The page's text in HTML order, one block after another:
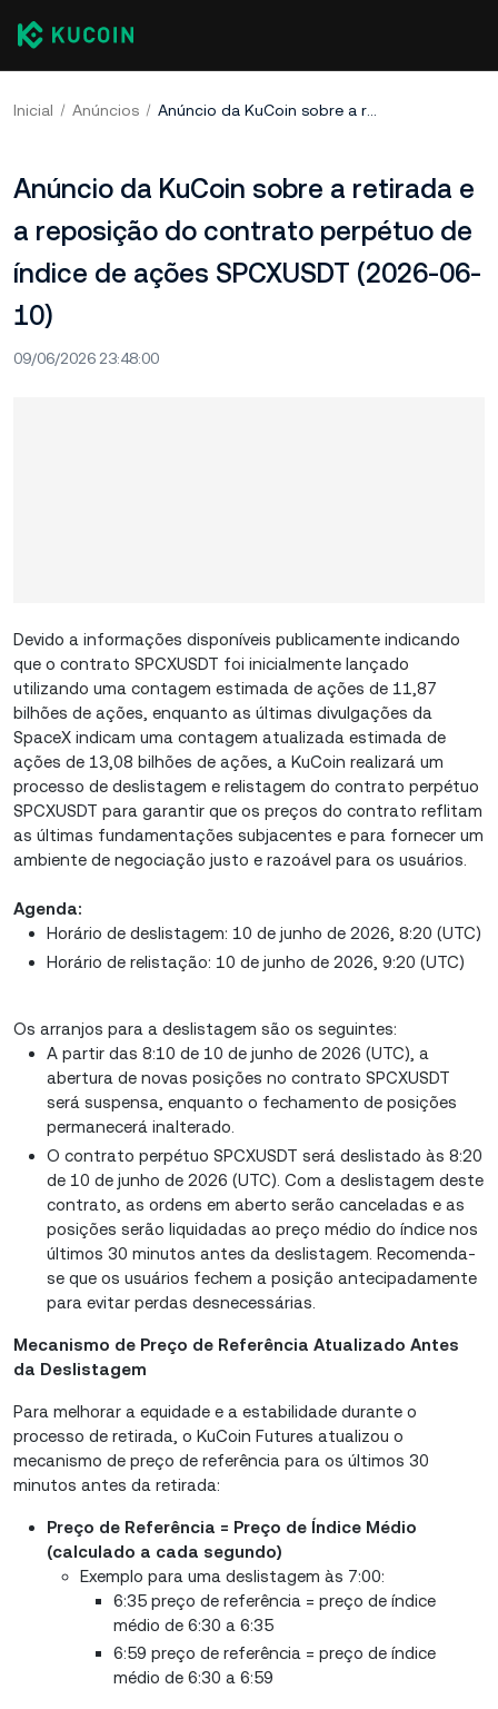
Inicial Anúncios Anúncio da KuCoin sobre a retirada e a reposição do contrato perpétuo de índice de ações SPCXUSDT (2026-06-10)
Anúncio da KuCoin sobre a retirada e
a reposição do contrato perpétuo de
índice de ações SPCXUSDT (2026-06-
10)
09/06/2026 23:48:00
Devido a informações disponíveis publicamente indicando
que o contrato SPCXUSDT foi inicialmente lançado
utilizando uma contagem estimada de ações de 11,87
bilhões de ações, enquanto as últimas divulgações da
SpaceX indicam uma contagem atualizada estimada de
ações de 13,08 bilhões de ações, a KuCoin realizará um
processo de deslistagem e relistagem do contrato perpétuo
SPCXUSDT para garantir que os preços do contrato reflitam
as últimas fundamentações subjacentes e para fornecer um
ambiente de negociação justo e razoável para os usuários.
Agenda:
Horário de deslistagem: 10 de junho de 2026, 8:20 (UTC)
Horário de relistação: 10 de junho de 2026, 9:20 (UTC)
Os arranjos para a deslistagem são os seguintes:
A partir das 8:10 de 10 de junho de 2026 (UTC), a
abertura de novas posições no contrato SPCXUSDT
será suspensa, enquanto o fechamento de posições
permanecerá inalterado.
O contrato perpétuo SPCXUSDT será deslistado às 8:20
de 10 de junho de 2026 (UTC). Com a deslistagem deste
contrato, as ordens em aberto serão canceladas e as
posições serão liquidadas ao preço médio do índice nos
últimos 30 minutos antes da deslistagem. Recomenda-
se que os usuários fechem a posição antecipadamente
para evitar perdas desnecessárias.
Mecanismo de Preço de Referência Atualizado Antes
da Deslistagem
Para melhorar a equidade e a estabilidade durante o
processo de retirada, o KuCoin Futures atualizou o
mecanismo de preço de referência para os últimos 30
minutos antes da retirada:
Preço de Referência = Preço de Índice Médio
(calculado a cada segundo)
Exemplo para uma deslistagem às 7:00:
6:35 preço de referência = preço de índice
médio de 6:30 a 6:35
6:59 preço de referência = preço de índice
médio de 6:30 a 6:59